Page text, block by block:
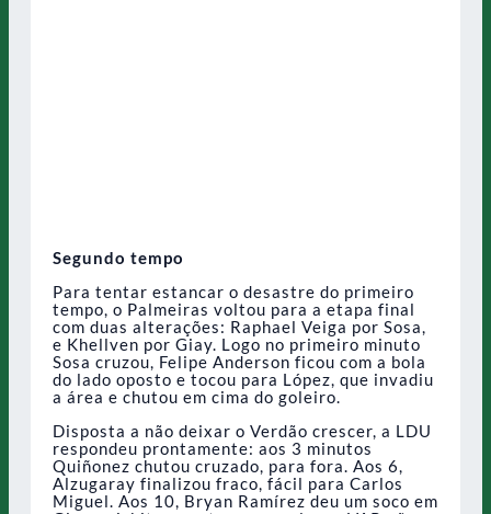
Segundo tempo
Para tentar estancar o desastre do primeiro
tempo, o Palmeiras voltou para a etapa final
com duas alterações: Raphael Veiga por Sosa,
e Khellven por Giay. Logo no primeiro minuto
Sosa cruzou, Felipe Anderson ficou com a bola
do lado oposto e tocou para López, que invadiu
a área e chutou em cima do goleiro.
Disposta a não deixar o Verdão crescer, a LDU
respondeu prontamente: aos 3 minutos
Quiñonez chutou cruzado, para fora. Aos 6,
Alzugaray finalizou fraco, fácil para Carlos
Miguel. Aos 10, Bryan Ramírez deu um soco em